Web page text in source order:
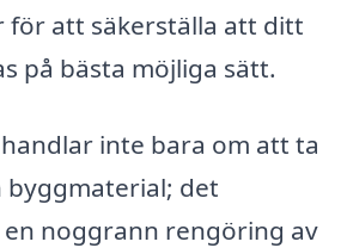
för att säkerställa att ditt
på bästa möjliga sätt.
inte bara om att ta
byggmaterial; det
noggrann rengöring av